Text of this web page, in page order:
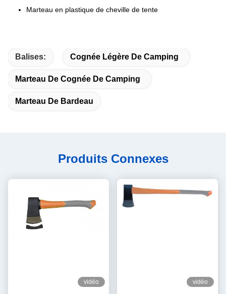
Marteau en plastique de cheville de tente
Balises: Cognée Légère De Camping
Marteau De Cognée De Camping
Marteau De Bardeau
Produits Connexes
vidéo vidéo